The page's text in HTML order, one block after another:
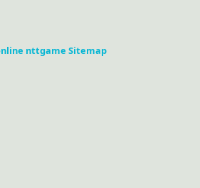
nttgame Sitemap